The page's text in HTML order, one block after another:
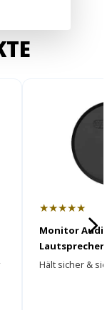
★★★★★
Monitor Audio
Lautsprecher
Hält sicher &